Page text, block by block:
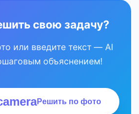
свою задачу?
или введите текст — AI
объяснением!
Решить по фото